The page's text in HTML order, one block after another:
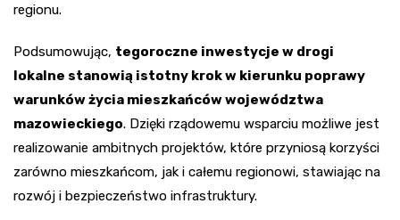
regionu.
Podsumowując, tegoroczne inwestycje w drogi
lokalne stanowią istotny krok w kierunku poprawy
warunków życia mieszkańców województwa
mazowieckiego. Dzięki rządowemu wsparciu możliwe jest
realizowanie ambitnych projektów, które przyniosą korzyści
zarówno mieszkańcom, jak i całemu regionowi, stawiając na
rozwój i bezpieczeństwo infrastruktury.